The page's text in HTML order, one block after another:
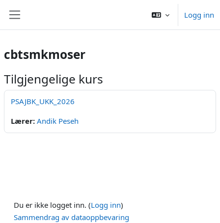
Logg inn
cbtsmkmoser
Tilgjengelige kurs
PSAJBK_UKK_2026
Lærer: Andik Peseh
Du er ikke logget inn. (Logg inn)
Sammendrag av dataoppbevaring